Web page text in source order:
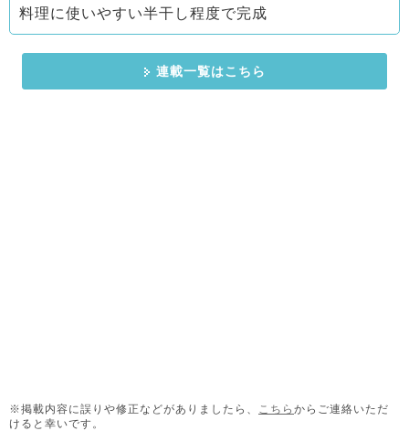
料理に使いやすい半干し程度で完成
連載一覧はこちら
※掲載内容に誤りや修正などがありましたら、 こちら からご連絡いただ
けると幸いです。